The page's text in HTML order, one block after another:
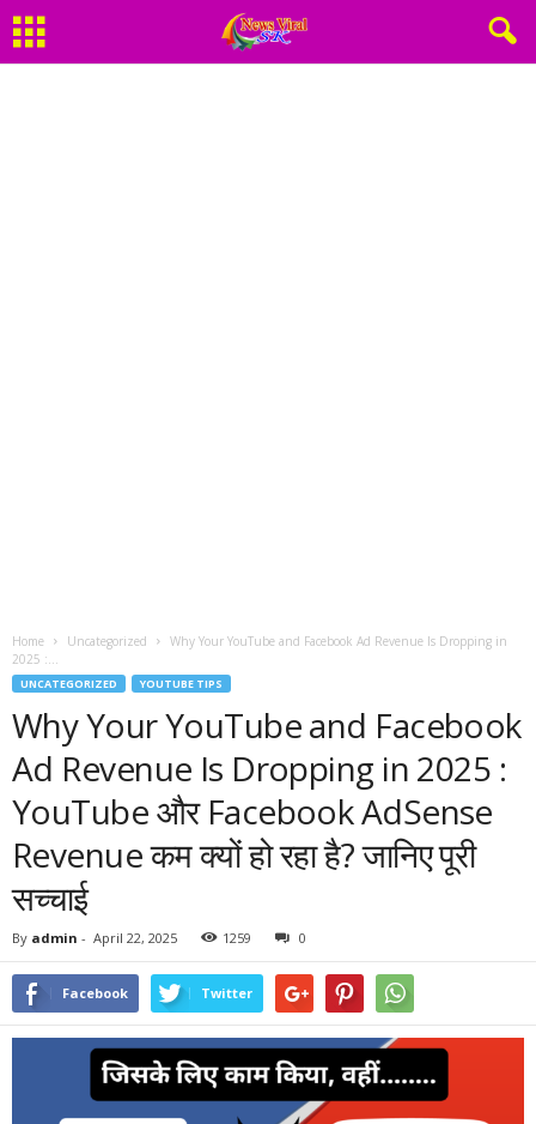
Home Uncategorized
Why Your YouTube and Facebook Ad Revenue Is Dropping in
2025 :...
UNCATEGORIZED YOUTUBE TIPS
Why Your YouTube and Facebook
Ad Revenue Is Dropping in 2025 :
YouTube और Facebook AdSense
Revenue कम क्यों हो रहा है? जानिए पूरी
सच्चाई
By admin - April 22, 2025 1259 0
Facebook Twitter